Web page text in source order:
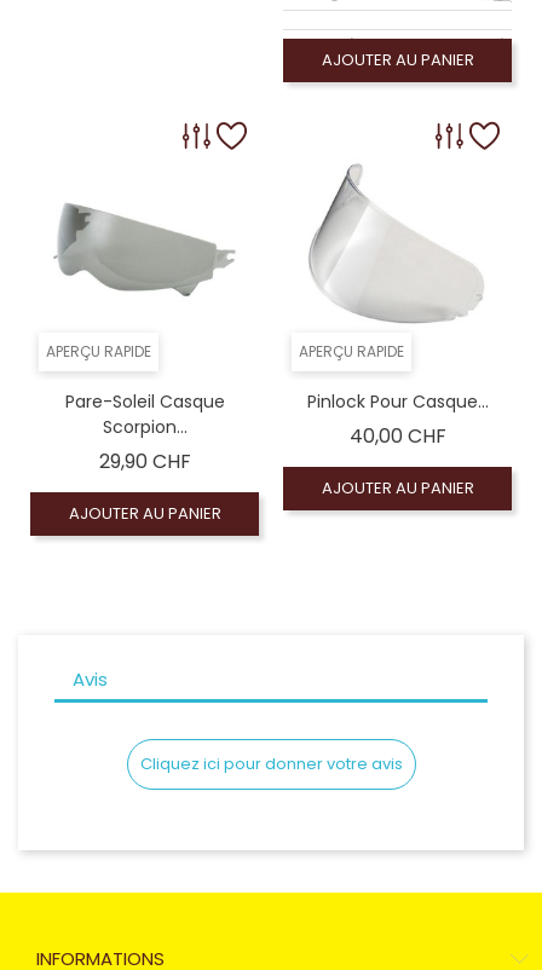
Coloré (non homologué), Ecran vert foncé
AJOUTER AU PANIER
APERÇU RAPIDE
Pare-Soleil Casque
Scorpion...
29,90 CHFPrix
AJOUTER AU PANIER
APERÇU RAPIDE
Pinlock Pour Casque...
40,00 CHFPrix
AJOUTER AU PANIER
Avis
Cliquez ici pour donner votre avis
INFORMATIONS